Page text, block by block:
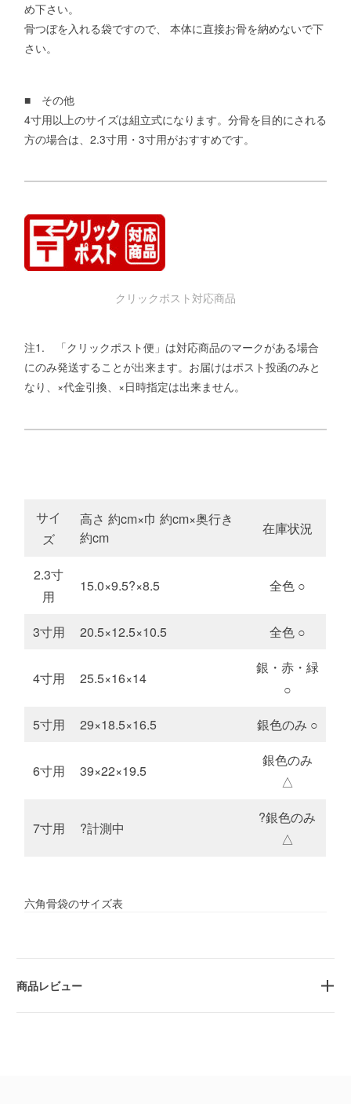
め下さい。
骨つぼを入れる袋ですので、 本体に直接お骨を納めないで下
さい。
■ その他
4寸用以上のサイズは組立式になります。分骨を目的にされる
方の場合は、2.3寸用・3寸用がおすすめです。
クリックポスト対応商品
注1. 「クリックポスト便」は対応商品のマークがある場合
にのみ発送することが出来ます。お届けはポスト投函のみと
なり、×代金引換、×日時指定は出来ません。
サイ
ズ
高さ 約cm×巾 約cm×奥行き
約cm
在庫状況
2.3寸
用
15.0×9.5?×8.5 全色 ○
3寸用 20.5×12.5×10.5 全色 ○
4寸用 25.5×16×14
銀・赤・緑
○
5寸用
29×18.5×16.5 銀色のみ ○
6寸用 39×22×19.5
銀色のみ
△
7寸用 ?計測中
?銀色のみ
△
六角骨袋のサイズ表
商品レビュー